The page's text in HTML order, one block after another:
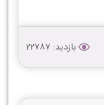
بازدید: 22787